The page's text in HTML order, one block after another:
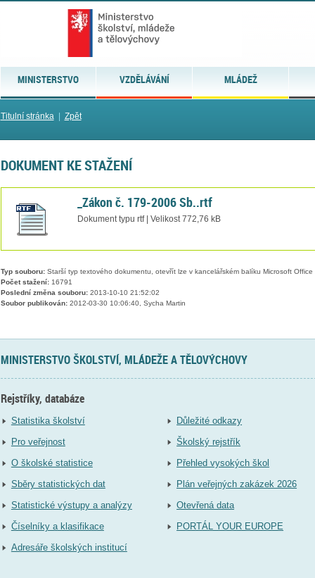
MINISTERSTVO VZDĚLÁVÁNÍ MLÁDEŽ
Titulní stránka| Zpět
DOKUMENT KE STAŽENÍ
_Zákon č. 179-2006 Sb..rtf
Dokument typu rtf | Velikost 772,76 kB
Typ souboru:Starší typ textového dokumentu, otevřít lze v kancelářském balíku Microsoft Office
Počet stažení:16791
Poslední změna souboru:2013-10-10 21:52:02
Soubor publikován:2012-03-30 10:06:40, Sycha Martin
MINISTERSTVO ŠKOLSTVÍ, MLÁDEŽE A TĚLOVÝCHOVY
Rejstříky, databáze
Statistika školství
Pro veřejnost
O školské statistice
Sběry statistických dat
Statistické výstupy a analýzy
Číselníky a klasifikace
Adresáře školských institucí
Důležité odkazy
Školský rejstřík
Přehled vysokých škol
Plán veřejných zakázek 2026
Otevřená data
PORTÁL YOUR EUROPE